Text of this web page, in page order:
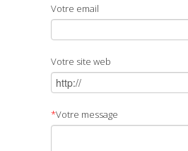
Votre email
Votre site web
*Votre message